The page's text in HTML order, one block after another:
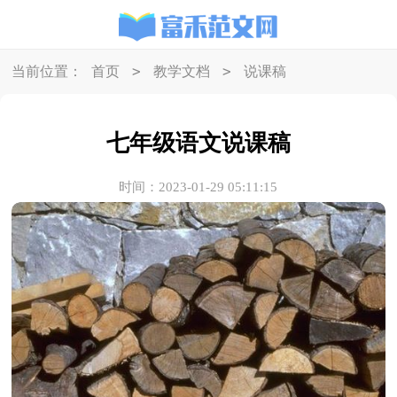
当前位置： 首页 > 教学文档 > 说课稿
七年级语文说课稿
时间：2023-01-29 05:11:15